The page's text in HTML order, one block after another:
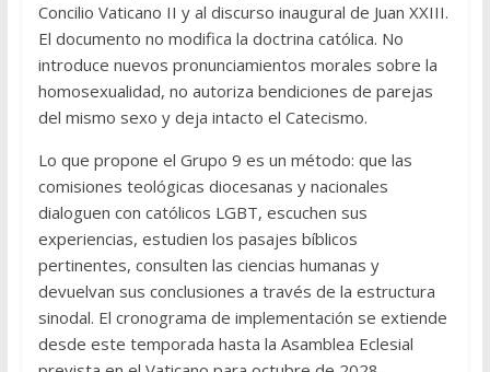
Concilio Vaticano II y al discurso inaugural de Juan XXIII.
El documento no modifica la doctrina católica. No
introduce nuevos pronunciamientos morales sobre la
homosexualidad, no autoriza bendiciones de parejas
del mismo sexo y deja intacto el Catecismo.
Lo que propone el Grupo 9 es un método: que las
comisiones teológicas diocesanas y nacionales
dialoguen con católicos LGBT, escuchen sus
experiencias, estudien los pasajes bíblicos
pertinentes, consulten las ciencias humanas y
devuelvan sus conclusiones a través de la estructura
sinodal. El cronograma de implementación se extiende
desde este temporada hasta la Asamblea Eclesial